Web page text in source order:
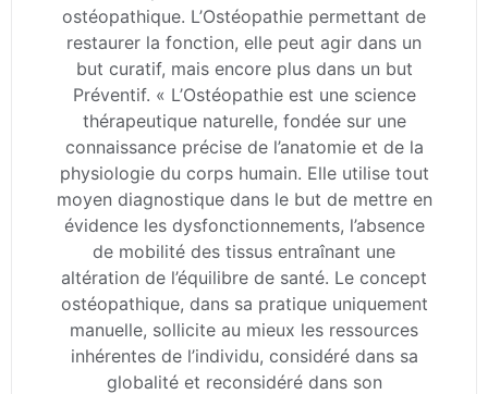
ostéopathique. L’Ostéopathie permettant de
restaurer la fonction, elle peut agir dans un
but curatif, mais encore plus dans un but
Préventif. « L’Ostéopathie est une science
thérapeutique naturelle, fondée sur une
connaissance précise de l’anatomie et de la
physiologie du corps humain. Elle utilise tout
moyen diagnostique dans le but de mettre en
évidence les dysfonctionnements, l’absence
de mobilité des tissus entraînant une
altération de l’équilibre de santé. Le concept
ostéopathique, dans sa pratique uniquement
manuelle, sollicite au mieux les ressources
inhérentes de l’individu, considéré dans sa
globalité et reconsidéré dans son